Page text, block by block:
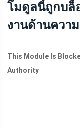
โมดูลนี้ถูกบล็
งานด้านควา
This Module Is
Authority